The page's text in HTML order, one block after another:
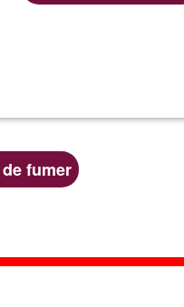
fumer